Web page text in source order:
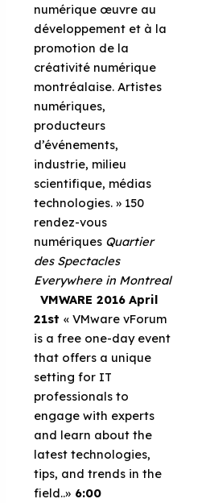
numérique œuvre au
développement et à la
promotion de la
créativité numérique
montréalaise. Artistes
numériques,
producteurs
d’événements,
industrie, milieu
scientifique, médias
technologies. » 150
rendez-vous
numériques Quartier
des Spectacles
Everywhere in Montreal
VMWARE 2016 April
21st « VMware vForum
is a free one-day event
that offers a unique
setting for IT
professionals to
engage with experts
and learn about the
latest technologies,
tips, and trends in the
field..» 6:00